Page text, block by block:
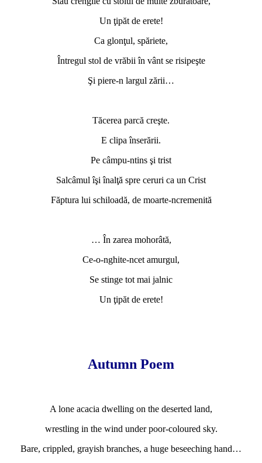
Un ţipăt de erete!
Ca glonţul, spăriete,
Întregul stol de vrăbii în vânt se risipeşte
Şi piere-n largul zării…
Tăcerea parcă creşte.
E clipa înserării.
Pe câmpu-ntins şi trist
Salcâmul îşi înalţă spre ceruri ca un Crist
Făptura lui schiloadă, de moarte-ncremenită
… În zarea mohorâtă,
Ce-o-nghite-ncet amurgul,
Se stinge tot mai jalnic
Un ţipăt de erete!
Autumn Poem
A lone acacia dwelling on the deserted land,
wrestling in the wind under poor-coloured sky.
Bare, crippled, grayish branches, a huge beseeching hand…